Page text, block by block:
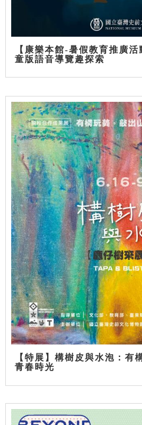
【康樂本館-暑假教育推廣
童版語音導覽趣探索
【特展】構樹皮與水泡：有
青春時光